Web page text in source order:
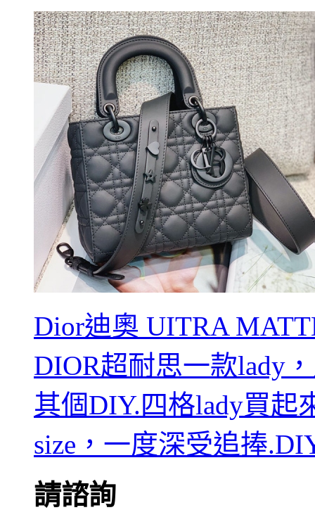
Dior迪奧 UITRA
DIOR超耐思一款lady
其個DIY.四格lady買起
size，一度深受追捧
請諮詢